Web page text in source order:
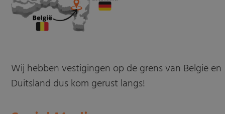
Wij hebben vestigingen op de grens van België en
Duitsland dus kom gerust langs!